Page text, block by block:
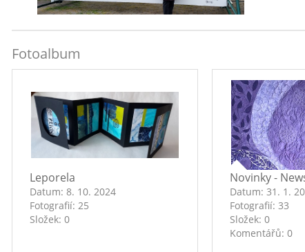
Fotoalbum
Leporela
Datum: 8. 10. 2024
Fotografií: 25
Složek: 0
Novinky -
Datum: 31. 1.
Fotografií: 33
Složek: 0
Komentářů: 0